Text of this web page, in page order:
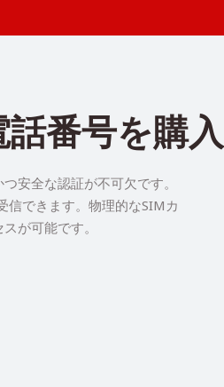
番号を購入
安全な認証が不可欠です。
信できます。物理的なSIMカ
が可能です。